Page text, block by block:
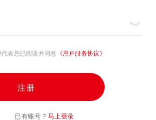
表您已阅读并同意 《用户服务协议》
注册
已有账号？ 马上登录